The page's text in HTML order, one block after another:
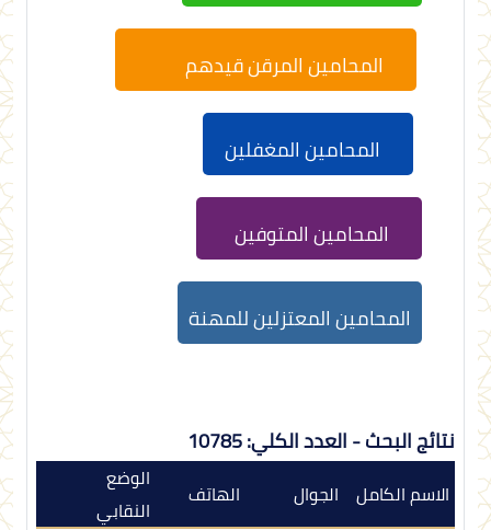
المحامين المرقن قيدهم
المحامين المغفلين
المحامين المتوفين
المحامين المعتزلين للمهنة
نتائج البحث - العدد الكلي: 10785
الاسم الكامل الجوال الهاتف
الوضع
النقابي